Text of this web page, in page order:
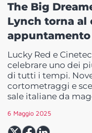
The Big
Lynch torna al
appuntamento
Lucky Red e
celebrare uno dei
di tutti i tempi.
cortometraggi e
sale italiane da
6 Maggio 2025